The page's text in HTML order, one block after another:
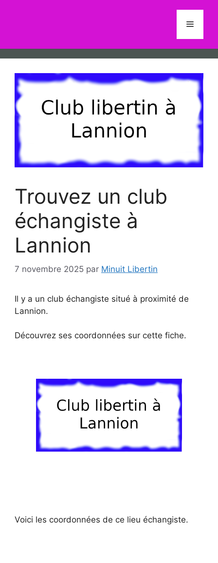
Menu
Trouvez un club
échangiste à
Lannion
7 novembre 2025 par Minuit Libertin
Il y a un club échangiste situé à proximité de
Lannion.
Découvrez ses coordonnées sur cette fiche.
Voici les coordonnées de ce lieu échangiste.